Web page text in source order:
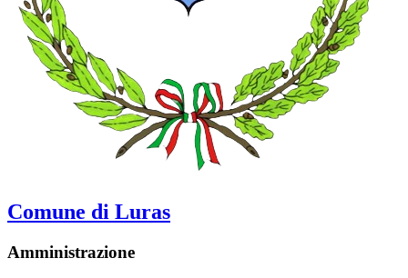
Comune di Luras
Amministrazione